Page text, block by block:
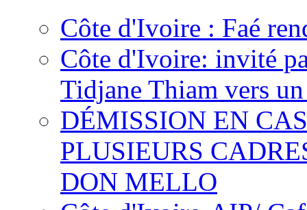
Côte d'Ivoire : Faé
Côte d'Ivoire: invité
Tidjane Thiam vers
DÉMISSION EN
PLUSIEURS
DON MELLO